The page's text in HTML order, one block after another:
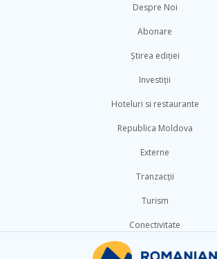
Despre Noi
Abonare
Știrea ediției
Investiții
Hoteluri si restaurante
Republica Moldova
Externe
Tranzacții
Turism
Conectivitate